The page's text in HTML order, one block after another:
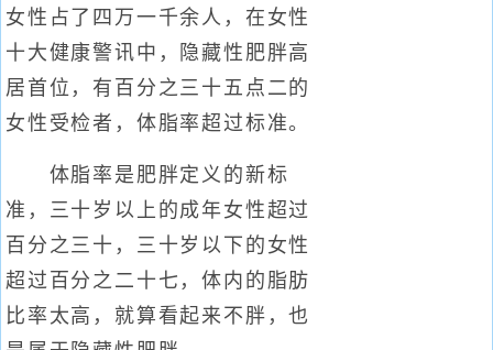
女性占了四万一千余人，在女性
十大健康警讯中，隐藏性肥胖高
居首位，有百分之三十五点二的
女性受检者，体脂率超过标准。
体脂率是肥胖定义的新标
准，三十岁以上的成年女性超过
百分之三十，三十岁以下的女性
超过百分之二十七，体内的脂肪
比率太高，就算看起来不胖，也